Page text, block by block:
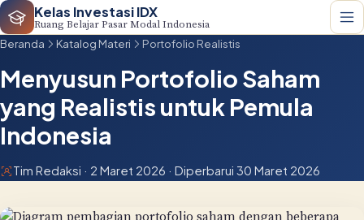
Kelas Investasi IDX
Ruang Belajar Pasar Modal Indonesia
Beranda Katalog Materi Portofolio Realistis
Menyusun Portofolio Saham
yang Realistis untuk Pemula
Indonesia
Tim Redaksi · 2 Maret 2026 · Diperbarui 30 Maret 2026